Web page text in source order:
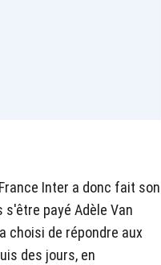
Inter a donc fait son
payé Adèle Van
choisi de répondre aux
des jours, en